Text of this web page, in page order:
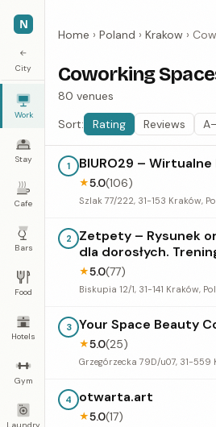
N
←
City
Work
Stay
Cafe
Bars
Food
Hotels
Gym
Home › Poland › Krakow ›
Coworking
80 venues
Sort:
Rating Reviews
1 BIURO29 –
★5.0(106)
Szlak 77/222, 31-153 Kraków,
2
Zetpety – Rysunek
dla dorosłych.
★5.0(77)
Biskupia 12/1, 31-141 Kraków,
3 Your Space Beauty
★5.0(25)
Grzegórzecka 79D/u07, 31-559
4 otwarta.art
★5.0(17)